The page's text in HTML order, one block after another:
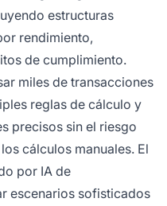
estructuras
rendimiento,
de cumplimiento.
miles de transacciones
reglas de cálculo y
precisos sin el riesgo
cálculos manuales. El
por IA de
escenarios sofisticados